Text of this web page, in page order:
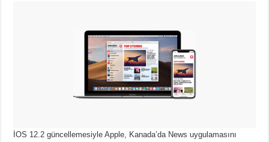
İOS 12.2 güncellemesiyle Apple, Kanada’da News uygulamasını